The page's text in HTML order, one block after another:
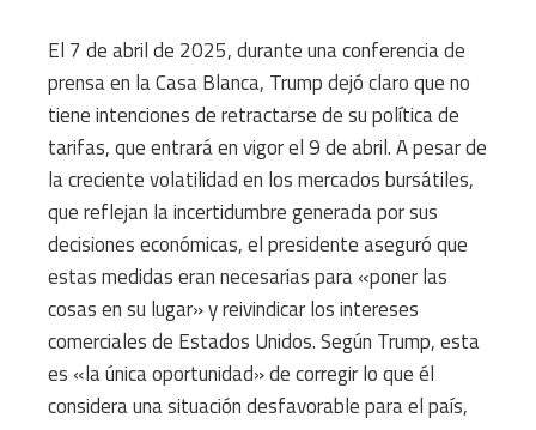
El 7 de abril de 2025, durante una conferencia de
prensa en la Casa Blanca, Trump dejó claro que no
tiene intenciones de retractarse de su política de
tarifas, que entrará en vigor el 9 de abril. A pesar de
la creciente volatilidad en los mercados bursátiles,
que reflejan la incertidumbre generada por sus
decisiones económicas, el presidente aseguró que
estas medidas eran necesarias para «poner las
cosas en su lugar» y reivindicar los intereses
comerciales de Estados Unidos. Según Trump, esta
es «la única oportunidad» de corregir lo que él
considera una situación desfavorable para el país,